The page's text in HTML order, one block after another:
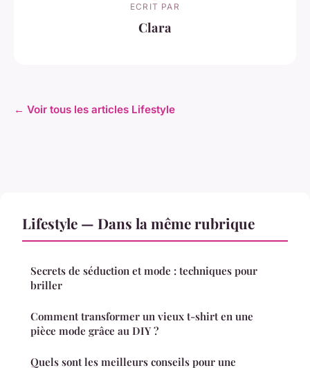
ECRIT PAR
Clara
← Voir tous les articles Lifestyle
Lifestyle — Dans la même rubrique
Secrets de séduction et mode : techniques pour
briller
Comment transformer un vieux t-shirt en une
pièce mode grâce au DIY ?
Quels sont les meilleurs conseils pour une